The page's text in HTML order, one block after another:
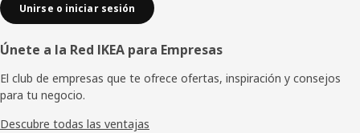
Unirse o iniciar sesión
Únete a la Red IKEA para Empresas
El club de empresas que te ofrece ofertas, inspiración y consejos
para tu negocio.
Descubre todas las ventajas